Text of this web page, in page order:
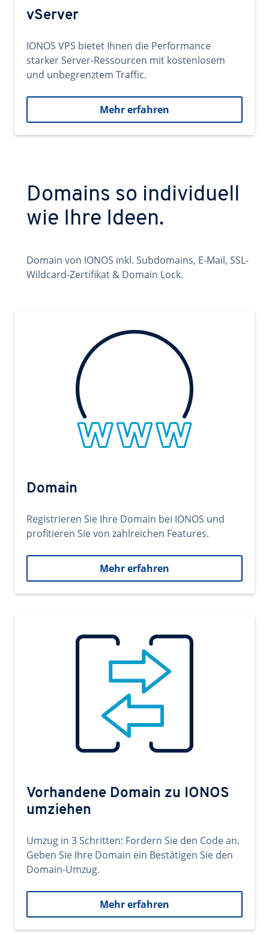
vServer
IONOS VPS bietet Ihnen die Performance
starker Server-Ressourcen mit kostenlosem
und unbegrenztem Traffic.
Mehr erfahren
Domains so individuell
wie Ihre Ideen.
Domain von IONOS inkl. Subdomains, E-Mail, SSL-
Wildcard-Zertifikat & Domain Lock.
Domain
Registrieren Sie Ihre Domain bei IONOS und
profitieren Sie von zahlreichen Features.
Mehr erfahren
Vorhandene Domain zu IONOS
umziehen
Umzug in 3 Schritten: Fordern Sie den Code an.
Geben Sie Ihre Domain ein Bestätigen Sie den
Domain-Umzug.
Mehr erfahren